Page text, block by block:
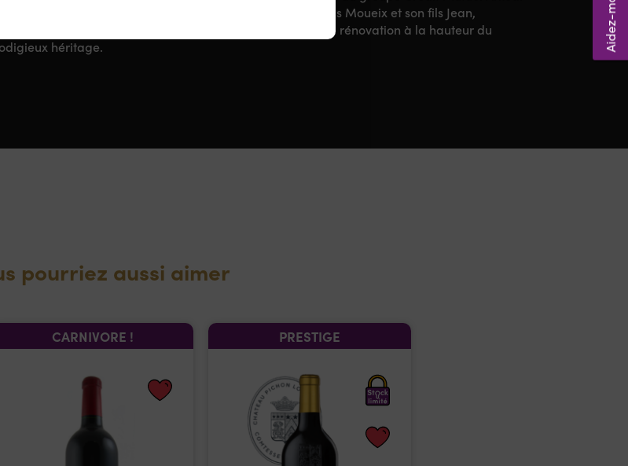
Pierre Denis, son président, s’est associé à Jean-François Moueix et son fils Jean,
du groupe Videlot. Ensemble, ils y ont mené une rénovation à la hauteur du
héritage.
pourriez aussi aimer
CARNIVORE ! PRESTIGE